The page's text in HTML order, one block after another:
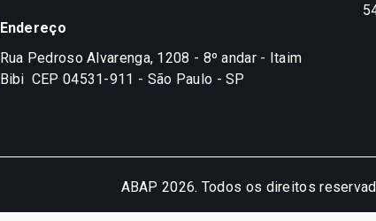
Endereço
Rua Pedroso Alvarenga, 1208 - 8º andar - Itaim
Bibi CEP 04531-911 - São Paulo - SP
ABAP 2026. Todos os direitos